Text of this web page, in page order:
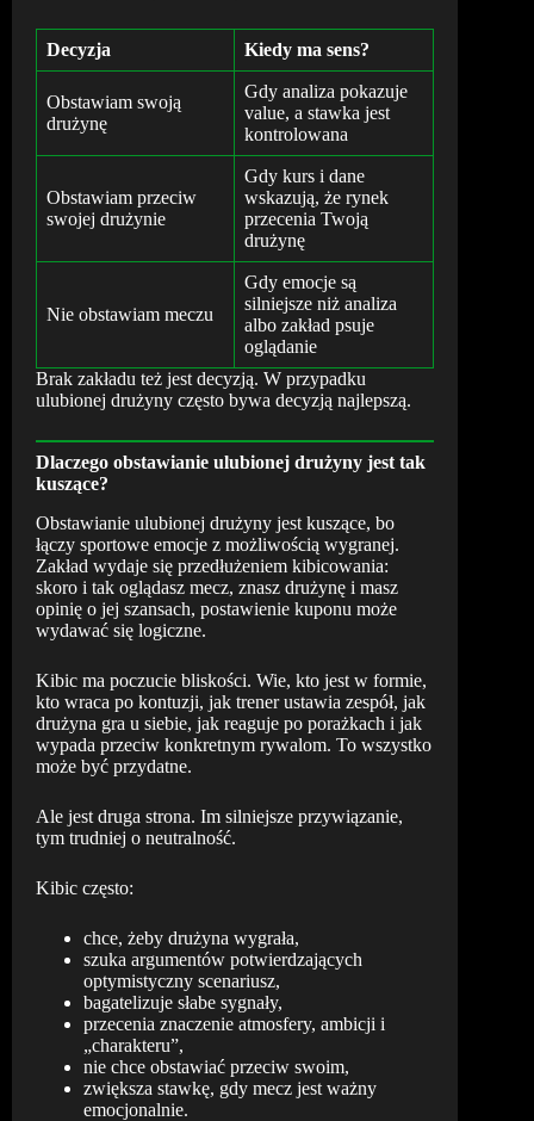
Decyzja Kiedy ma sens?
Obstawiam swoją
drużynę
Gdy analiza pokazuje
value, a stawka jest
kontrolowana
Obstawiam przeciw
swojej drużynie
Gdy kurs i dane
wskazują, że rynek
przecenia Twoją
drużynę
Nie obstawiam meczu
Gdy emocje są
silniejsze niż analiza
albo zakład psuje
oglądanie
Brak zakładu też jest decyzją. W przypadku
ulubionej drużyny często bywa decyzją najlepszą.
Dlaczego obstawianie ulubionej drużyny jest tak
kuszące?
Obstawianie ulubionej drużyny jest kuszące, bo
łączy sportowe emocje z możliwością wygranej.
Zakład wydaje się przedłużeniem kibicowania:
skoro i tak oglądasz mecz, znasz drużynę i masz
opinię o jej szansach, postawienie kuponu może
wydawać się logiczne.
Kibic ma poczucie bliskości. Wie, kto jest w formie,
kto wraca po kontuzji, jak trener ustawia zespół, jak
drużyna gra u siebie, jak reaguje po porażkach i jak
wypada przeciw konkretnym rywalom. To wszystko
może być przydatne.
Ale jest druga strona. Im silniejsze przywiązanie,
tym trudniej o neutralność.
Kibic często:
chce, żeby drużyna wygrała,
szuka argumentów potwierdzających
optymistyczny scenariusz,
bagatelizuje słabe sygnały,
przecenia znaczenie atmosfery, ambicji i
„charakteru”,
nie chce obstawiać przeciw swoim,
zwiększa stawkę, gdy mecz jest ważny
emocjonalnie.